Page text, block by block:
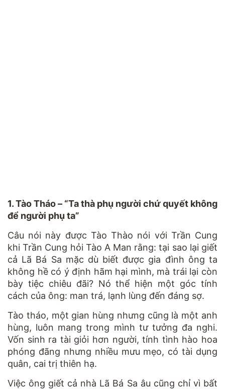
1. Tào Tháo – “Ta thà phụ người chứ quyết không
để người phụ ta”
Câu nói này được Tào Thào nói với Trần Cung
khi Trần Cung hỏi Tào A Man rằng: tại sao lại giết
cả Lã Bá Sa mặc dù biết được gia đình ông ta
không hề có ý định hãm hại mình, mà trái lại còn
bày tiệc chiêu đãi? Nó thể hiện một góc tính
cách của ông: man trá, lạnh lùng đến đáng sợ.
Tào tháo, một gian hùng nhưng cũng là một anh
hùng, luôn mang trong mình tư tưởng đa nghi.
Vốn sinh ra tài giỏi hơn người, tính tình hào hoa
phóng đãng nhưng nhiều mưu mẹo, có tài dụng
quân, cai trị thiên hạ.
Việc ông giết cả nhà Lã Bá Sa âu cũng chỉ vì bất